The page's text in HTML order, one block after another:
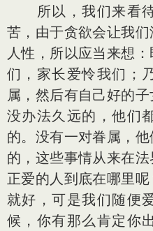
所以，我们来看待
苦，由于贪欲会让我
人性，所以应当来想
们，家长爱怜我们；
属，然后有自己好的
没办法久远的，他们
的。没有一对眷属，
的，这些事情从来在
正爱的人到底在哪里
就好，可是我们随便
候，你有那么肯定你